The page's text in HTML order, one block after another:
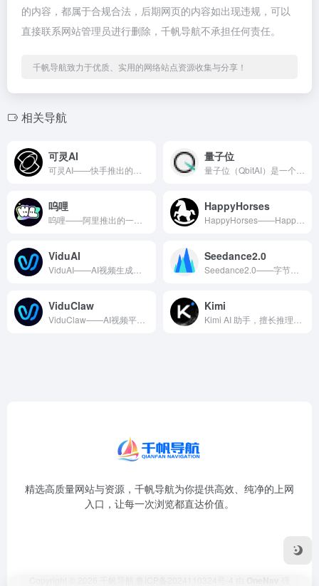
的内容，都属于合规合法，后期网页的内容如出现违规，可以
直接联系网站管理员进行删除，千帆导航不承担任何责任。
千帆导航致力于优质、实用的网络站点资源收集与分享！
相关导航
可灵AI 量子位
呜哩 HappyHorses
ViduAI Seedance2.0
ViduClaw Kimi
精选高质量网站与资源，千帆导航为你提供高效、纯净的上网
入口，让每一次浏览都直达价值。